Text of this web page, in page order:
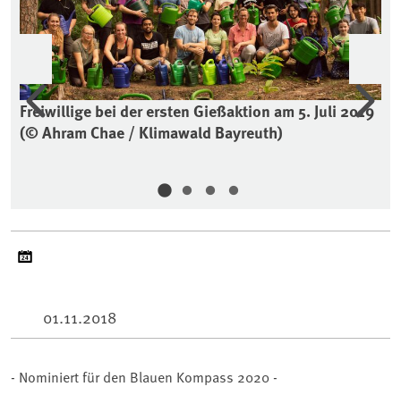
Freiwillige bei der ersten Gießaktion am 5. Juli 2019
(© Ahram Chae / Klimawald Bayreuth)
Vorherige
01.11.2018
- Nominiert für den Blauen Kompass 2020 -